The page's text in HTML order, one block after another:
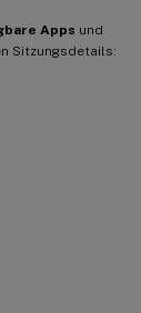
Apps und
Sitzungsdetails: